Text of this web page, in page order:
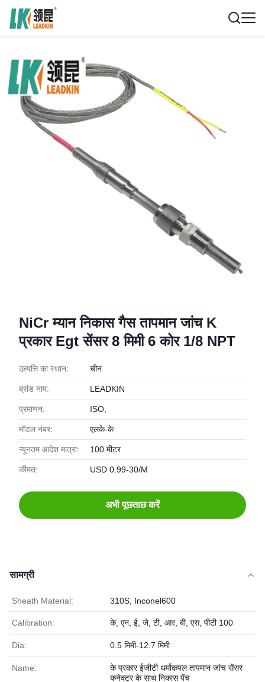
NiCr म्यान निकास गैस तापमान जांच K
प्रकार Egt सेंसर 8 मिमी 6 कोर 1/8 NPT
उत्पत्ति का स्थान: चीन
ब्रांड नाम: LEADKIN
प्रमाणन: ISO,
मॉडल नंबर: एलके-के
न्यूनतम आदेश मात्रा: 100 मीटर
कीमत: USD 0.99-30/M
अभी पूछताछ करें
सामग्री
Sheath Material: 310S, Inconel600
Calibration: के, एन, ई, जे, टी, आर, बी, एस, पीटी 100
Dia: 0.5 मिमी-12.7 मिमी
Name:
के प्रकार ईजीटी थर्मोकपल तापमान जांच सेंसर
कनेक्टर के साथ निकास पेंच